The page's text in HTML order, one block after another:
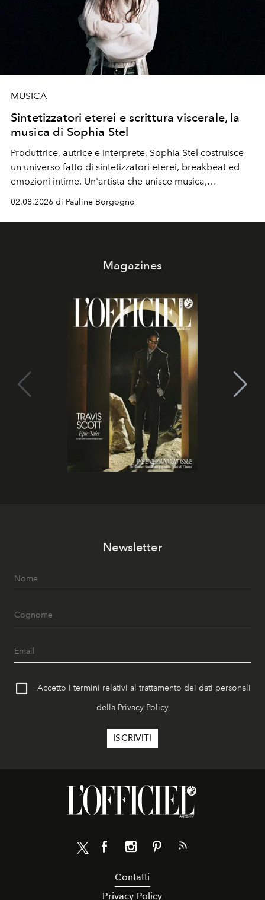
MUSICA
Sintetizzatori eterei e scrittura viscerale, la
musica di Sophia Stel
Produttrice, autrice e interprete, Sophia Stel costruisce
un universo fatto di sintetizzatori eterei, breakbeat ed
emozioni intime. Un'artista che unisce musica,
02.08.2026 di Pauline Borgogno
Magazines
Newsletter
Accetto i termini relativi al trattamento dei dati personali
della Privacy Policy
Contatti
Privacy Policy